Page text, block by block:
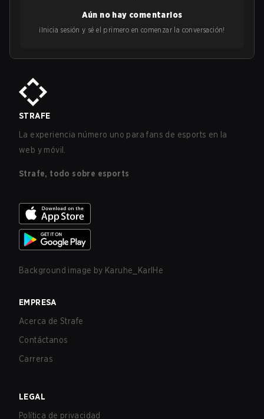
Aún no hay comentarios
¡Inicia sesión y sé el primero en comenzar la conversación!
STRAFE
La experiencia número uno para fans de esports en la
web y móvil.
Strafe, todo sobre esports
Background image by Karuhe_KarlHe
EMPRESA
Acerca de Strafe
Contáctanos
Carreras
LEGAL
Política de privacidad